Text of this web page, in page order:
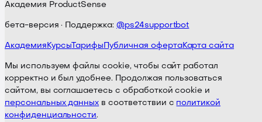
Академия ProductSense
бета-версия · Поддержка: @ps24supportbot
Академия КурсыТарифы Публичная офертаКарта сайта
Мы используем файлы cookie, чтобы сайт работал
корректно и был удобнее. Продолжая пользоваться
сайтом, вы соглашаетесь с обработкой cookie и
персональных данных в соответствии с политикой
конфиденциальности.